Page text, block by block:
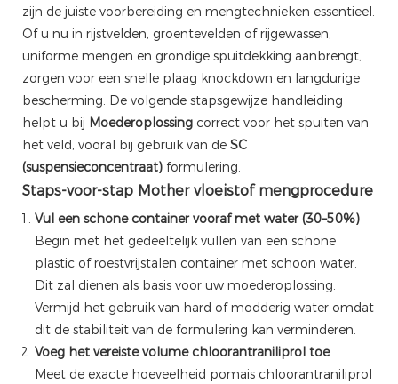
zijn de juiste voorbereiding en mengtechnieken essentieel.
Of u nu in rijstvelden, groentevelden of rijgewassen,
uniforme mengen en grondige spuitdekking aanbrengt,
zorgen voor een snelle plaag knockdown en langdurige
bescherming. De volgende stapsgewijze handleiding
helpt u bij Moederoplossing correct voor het spuiten van
het veld, vooral bij gebruik van de SC
(suspensieconcentraat) formulering.
Staps-voor-stap Mother vloeistof mengprocedure
Vul een schone container vooraf met water (30–50%)
Begin met het gedeeltelijk vullen van een schone
plastic of roestvrijstalen container met schoon water.
Dit zal dienen als basis voor uw moederoplossing.
Vermijd het gebruik van hard of modderig water omdat
dit de stabiliteit van de formulering kan verminderen.
Voeg het vereiste volume chloorantraniliprol toe
Meet de exacte hoeveelheid pomais chloorantraniliprol